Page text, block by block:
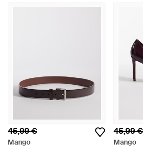
45,99 €
Mango
45,99 €
Mango